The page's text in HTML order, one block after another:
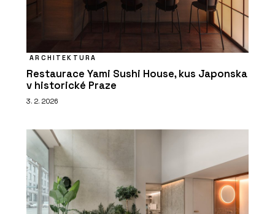
ČLÁNKY
Kanceláře společnosti ŠKODA AUTO v
moderním a trendy designu
PRODUKTY
ARCHITEKTURA
Restaurace Yami Sushi House, kus Japonska
v historické Praze
3. 2. 2026